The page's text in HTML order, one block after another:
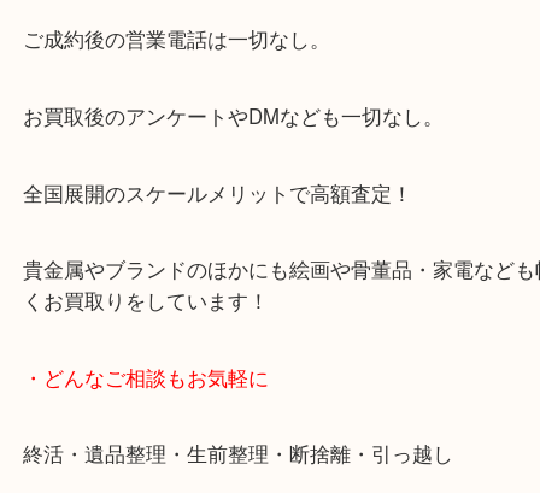
大阪市北区・都島区・中央区・淀川区などのお客様
です。
女性スタッフもいますので初めての方でも安心して
ます。
ご成約後の営業電話は一切なし。
お買取後のアンケートやDMなども一切なし。